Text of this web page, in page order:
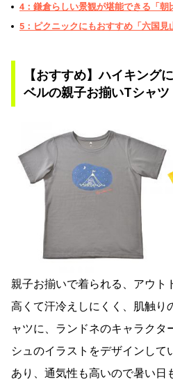
4：鎌倉らしい景観が堪能できる「朝
5：ピクニックにもおすすめ「六国見
【おすすめ】ハイキング
ベルの親子お揃いTシャツ
親子お揃いで着られる、アウト
高くて汗冷えしにくく、肌触り
ャツに、ランドネのキャラクタ
シュのイラストをデザインして
あり、通気性も高いので暑い日